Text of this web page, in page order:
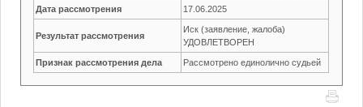
Дата рассмотрения 17.06.2025
Результат рассмотрения
Иск (заявление, жалоба)
УДОВЛЕТВОРЕН
Признак рассмотрения дела Рассмотрено единолично судьей